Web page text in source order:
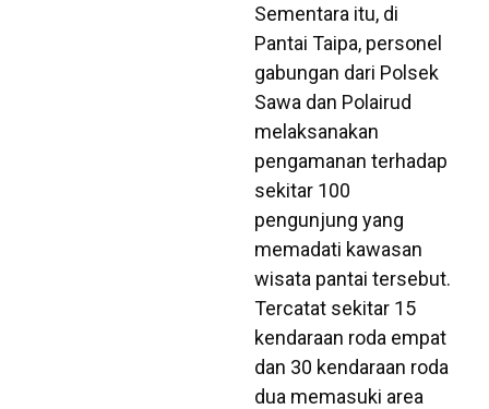
Sementara itu, di
Pantai Taipa, personel
gabungan dari Polsek
Sawa dan Polairud
melaksanakan
pengamanan terhadap
sekitar 100
pengunjung yang
memadati kawasan
wisata pantai tersebut.
Tercatat sekitar 15
kendaraan roda empat
dan 30 kendaraan roda
dua memasuki area